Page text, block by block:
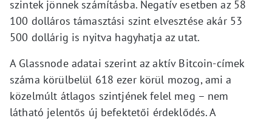
szintek jönnek számításba. Negatív esetben az 58
100 dolláros támasztási szint elvesztése akár 53
500 dollárig is nyitva hagyhatja az utat.
A Glassnode adatai szerint az aktív Bitcoin-címek
száma körülbelül 618 ezer körül mozog, ami a
közelmúlt átlagos szintjének felel meg – nem
látható jelentős új befektetői érdeklődés. A